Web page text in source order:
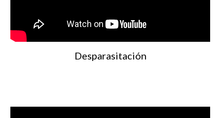
Desparasitación